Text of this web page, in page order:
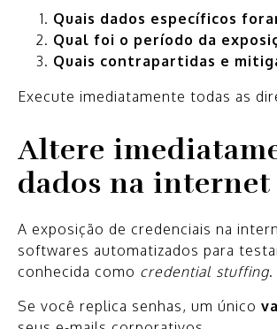
Quais dados específicos
Qual foi o período da
Quais contrapartidas e
Execute imediatamente todas as
Altere
dados na internet
A exposição de credenciais na
softwares automatizados para
conhecida como credential stuffing.
Se você replica senhas, um único